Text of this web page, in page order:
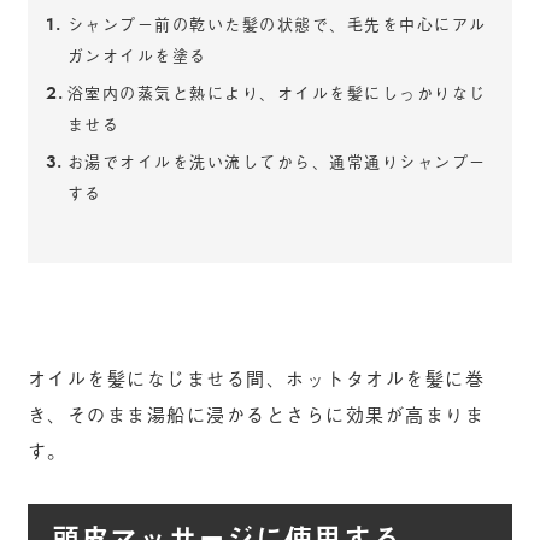
シャンプー前の乾いた髪の状態で、毛先を中心にアル
ガンオイルを塗る
浴室内の蒸気と熱により、オイルを髪にしっかりなじ
ませる
お湯でオイルを洗い流してから、通常通りシャンプー
する
オイルを髪になじませる間、ホットタオルを髪に巻
き、そのまま湯船に浸かるとさらに効果が高まりま
す。